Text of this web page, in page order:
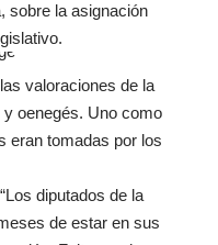
sobre la asignación
valoraciones de la
oenegés. Uno como
eran tomadas por los
diputados de la
de estar en sus